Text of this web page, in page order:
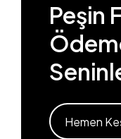
Peşin
Hemen